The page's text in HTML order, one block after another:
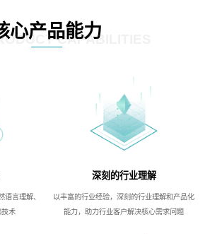
心产品能力CAPABILITIES
语言理解、
技术
深刻的行业理解
以丰富的行业经验，深刻的行业理解和产品化
能力，助力行业客户解决核心需求问题